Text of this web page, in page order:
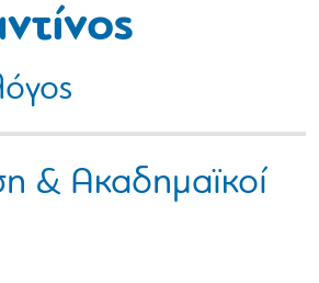
& Ακαδημαϊκοί